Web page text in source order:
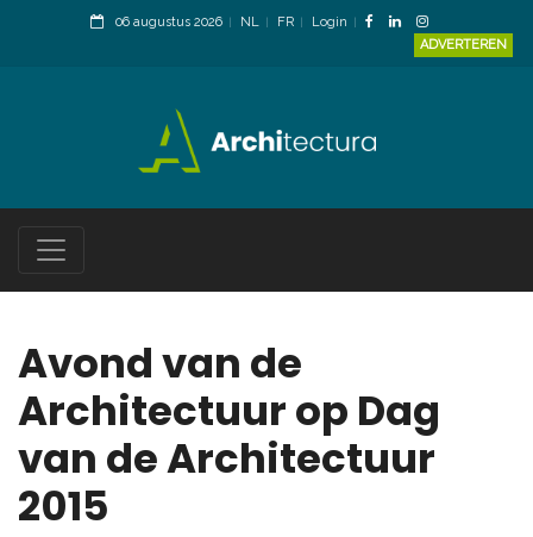
06 augustus 2026 NL FR
Login
ADVERTEREN
Avond van de
Architectuur op Dag
van de Architectuur
2015